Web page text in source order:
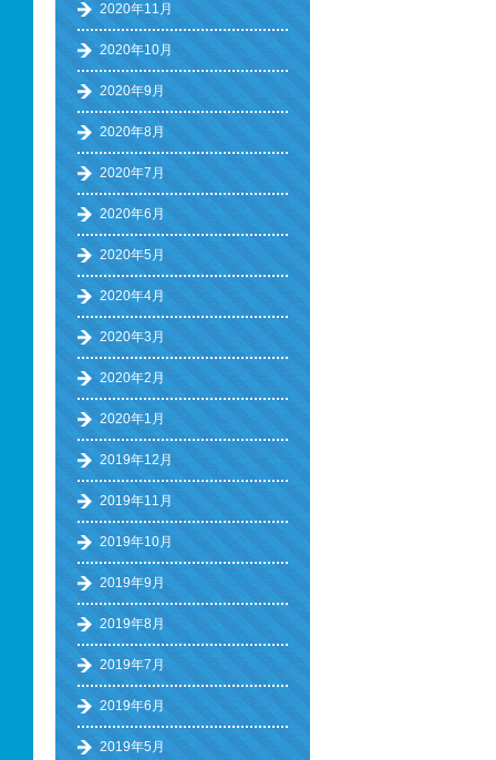
2020年11月
2020年10月
2020年9月
2020年8月
2020年7月
2020年6月
2020年5月
2020年4月
2020年3月
2020年2月
2020年1月
2019年12月
2019年11月
2019年10月
2019年9月
2019年8月
2019年7月
2019年6月
2019年5月